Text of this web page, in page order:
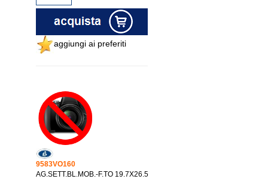
aggiungi ai preferiti
9583VO160
AG.SETT.BL.MOB.-F.TO 19.7X26.5